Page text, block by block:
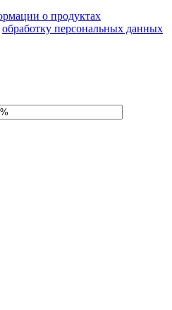
о продуктах
обработку персональных данных